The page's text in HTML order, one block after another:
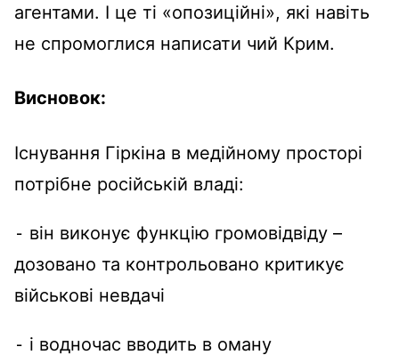
агентами. І це ті «опозиційні», які навіть
не спромоглися написати чий Крим.
Висновок:
Існування Гіркіна в медійному просторі
потрібне російській владі:
⁃ він виконує функцію громовідвіду –
дозовано та контрольовано критикує
військові невдачі
⁃ і водночас вводить в оману